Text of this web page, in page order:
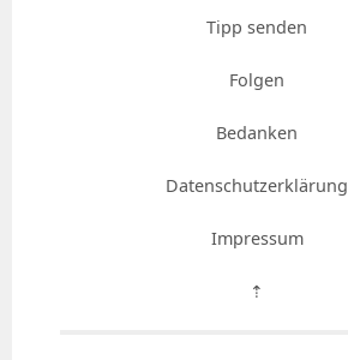
Tipp senden
Folgen
Bedanken
Datenschutzerklärung
Impressum
⇡